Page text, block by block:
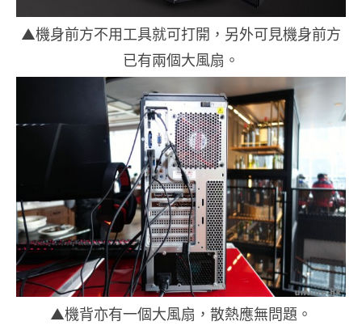
▲機身前方不用工具就可打開，另外可見機身前方
已有兩個大風扇。
▲機背亦有一個大風扇，散熱應無問題。